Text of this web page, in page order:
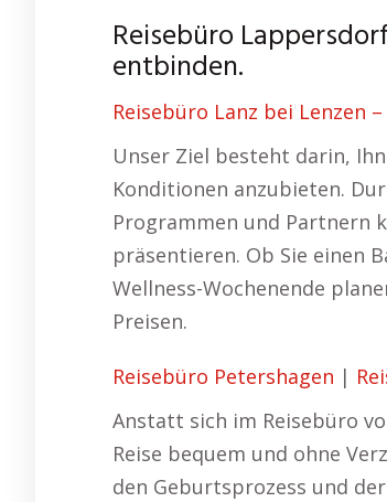
Reisebüro
entbinden.
Reisebüro Lanz bei Lenzen
Unser Ziel besteht darin,
Konditionen anzubieten.
Programmen und Partnern
präsentieren. Ob Sie einen
Wellness-Wochenende
Preisen.
Reisebüro Petershagen |
Anstatt sich im Reisebüro
Reise bequem und ohne
den Geburtsprozess und